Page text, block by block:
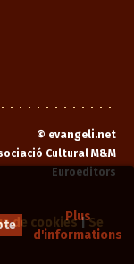
Plus
d'informations
© evangeli.net
Cultural M&M
Euroeditors
de cookies|Se